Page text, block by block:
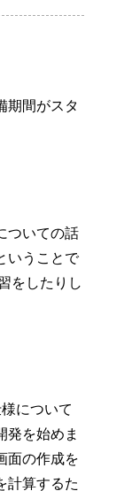
期間がスタ
ついての話
いうことで
をしたりし
について
発を始めま
面の作成を
計算するた